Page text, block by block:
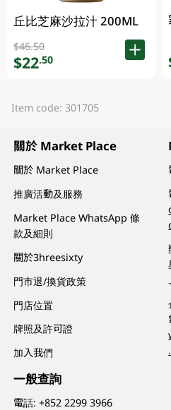
丘比芝麻沙拉汁 200ML
$46.50
$22.50
Item code: 301705
關於 Market Place
關於 Market Place
推廣活動及服務
Market Place WhatsApp 條
款及細則
關於3hreesixty
門市退/換貨政策
門店位置
牌照及許可證
加入我們
一般查詢
電話:+852 2299 3966